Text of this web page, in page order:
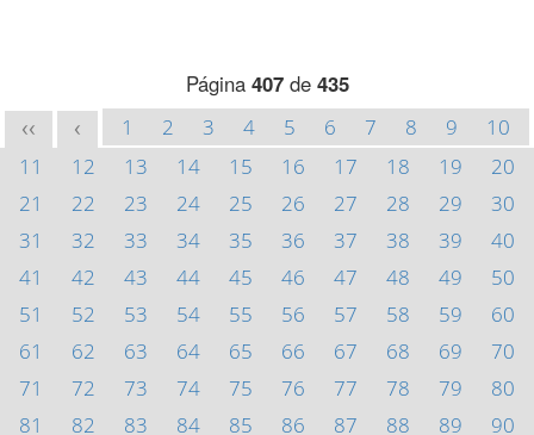
Página 407de 435
<< < 1 2 3 4 5 6 7 8 9
10
11
12 13 14 15 16 17 18 19
20
21
22 23 24 25 26 27 28 29
30
31
32 33 34 35 36 37 38 39
40
41
42 43 44 45 46 47 48 49
50
51
52 53 54 55 56 57 58 59
60
61
62 63 64 65 66 67 68 69
70
71
72 73 74 75 76 77 78 79
80
81
82 83 84 85 86 87 88 89
90